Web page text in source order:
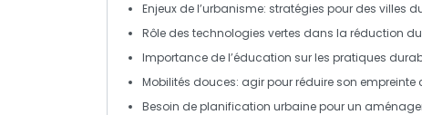
Enjeux de l’urbanisme: stratégies pour des villes
Rôle des technologies vertes dans la réduction du
Importance de l’éducation sur les pratiques
Mobilités douces: agir pourréduire son empreinte
Besoin deplanification urbainepour un